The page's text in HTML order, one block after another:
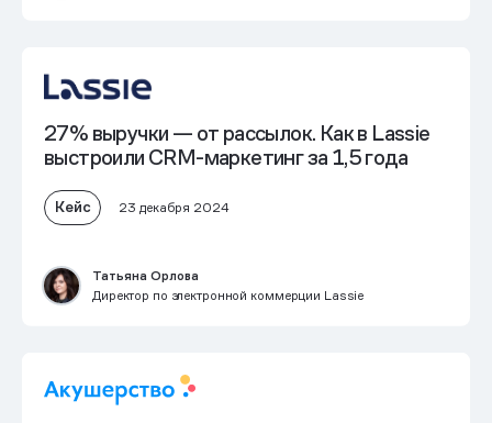
27% выручки — от рассылок. Как в Lassie
выстроили CRM-маркетинг за 1,5 года
Кейс 23 декабря 2024
Татьяна Орлова
Директор по электронной коммерции Lassie